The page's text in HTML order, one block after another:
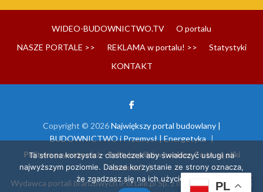
WIDEO-BUDOWNICTWO.TV
O portalu
NASZE PORTALE >>
REKLAMA w portalu! >>
Statystyki
KONTAKT
Copyright © 2026Największy portal budowlany |
BUDOWNICTWO i Przemysł | Energetyka
Polityka prywatności – Polityka plików cookies Co to są pliki
cookies?
Wydawca portali branżowych iPortale.pl Sp. z o.o. | Wszelkie prawa
PL
Ta strona korzysta z ciasteczek aby świadczyć usługi na
najwyższym poziomie. Dalsze korzystanie ze strony oznacza,
że zgadzasz się na ich użycie.